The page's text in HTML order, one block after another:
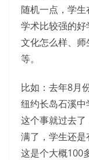
随机一点，学
学术比较强的
文化怎么样、
等。
比如：去年8月
纽约长岛石溪
这个事就过去
满了，学生还
这是个大概100